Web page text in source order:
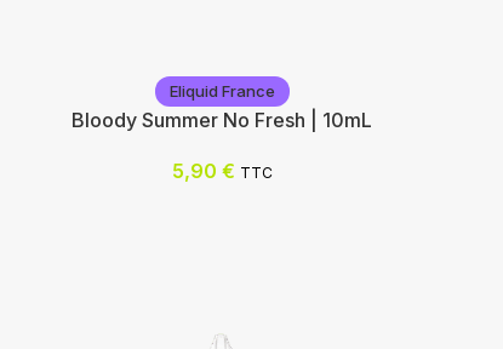
Eliquid France
Bloody Summer No Fresh | 10mL
5,90 € TTC